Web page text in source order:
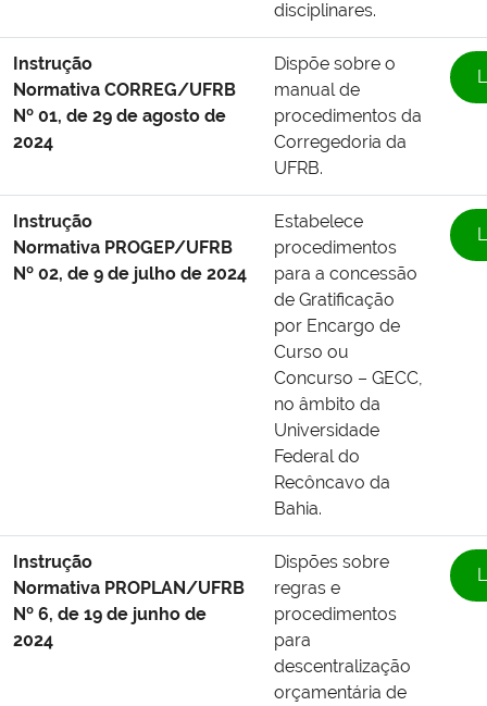
disciplinares.
Instrução
Normativa CORREG/UFRB
Nº 01, de 29 de agosto de
2024
Dispõe sobre o
manual de
procedimentos da
Corregedoria da
UFRB.
Instrução
Normativa PROGEP/UFRB
Nº 02, de 9 de julho de 2024
Estabelece
procedimentos
para a concessão
de Gratificação
por Encargo de
Curso ou
Concurso – GECC,
no âmbito da
Universidade
Federal do
Recôncavo da
Bahia.
Instrução
Normativa PROPLAN/UFRB
Nº 6, de 19 de junho de
2024
Dispões sobre
regras e
procedimentos
para
descentralização
orçamentária de